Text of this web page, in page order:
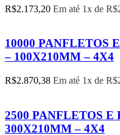
R$2.173,20 Em até 1x de R$
10000 PANFLETOS
– 100X210MM – 4X4
R$2.870,38 Em até 1x de R$
2500 PANFLETOS E
300X210MM – 4X4